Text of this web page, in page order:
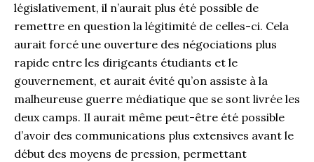
législativement, il n’aurait plus été possible de
remettre en question la légitimité de celles-ci. Cela
aurait forcé une ouverture des négociations plus
rapide entre les dirigeants étudiants et le
gouvernement, et aurait évité qu’on assiste à la
malheureuse guerre médiatique que se sont livrée les
deux camps. Il aurait même peut-être été possible
d’avoir des communications plus extensives avant le
début des moyens de pression, permettant